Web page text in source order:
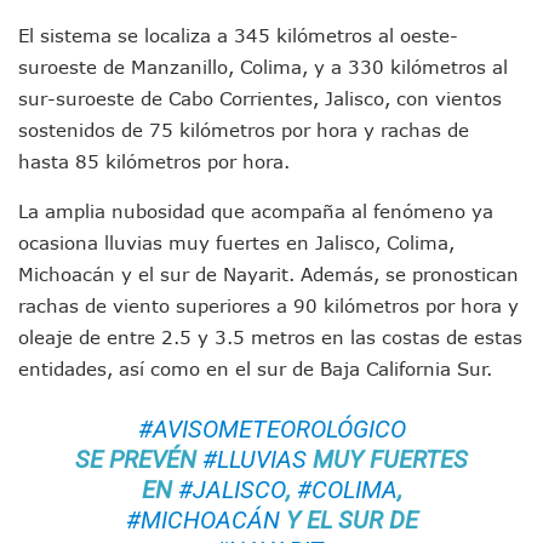
ATM Incorpora 20 Nuevos Camiones Al Corredor Bahía
Colectivos Piden A Lemus Más Ministerios Públicos Para
Avenida Federación En Puerto Vallarta Registra 80% De
Caída De “El Mencho” Elevó Percepción De Inseguridad
Mercado Vallarta Incluye Reúne A Emprendedores
Morenistas Imparten Taller En Puerto Vallarta
Ayutla Bajo Investigación Tras Reporte De Posible
Maleza Crece En Camellones De La Principal Avenida
Lluvias E Inundaciones No Detienen El Transporte Público
Bruno Blancas Reúne A Especialistas Para Analizar La
Entregan Aparato Auditivo A Don Juan Ramírez En Puerto
Juan Carlos Castro Realiza Asamblea Informativa En La
Huracán En Formación Podría Generar Oleaje Elevado En
Viajar A Puerto Vallarta Este Verano Puede Costar Hasta
Buscan Reducir Riesgos Por Cocodrilos En Playas De
Plantean “Ley Don Juanito” Al Diputado Federal Bruno
Vecinos De La Playita Reciben A Juan Carlos Castro
Asesinan En Oaxaca Al Periodista Francisco Alejandro
El sistema se localiza a 345 kilómetros al oeste-
suroeste de Manzanillo, Colima, y a 330 kilómetros al
sur-suroeste de Cabo Corrientes, Jalisco, con vientos
sostenidos de 75 kilómetros por hora y rachas de
hasta 85 kilómetros por hora.
La amplia nubosidad que acompaña al fenómeno ya
ocasiona lluvias muy fuertes en Jalisco, Colima,
Michoacán y el sur de Nayarit. Además, se pronostican
rachas de viento superiores a 90 kilómetros por hora y
oleaje de entre 2.5 y 3.5 metros en las costas de estas
entidades, así como en el sur de Baja California Sur.
#AVISOMETEOROLÓGICO
SE PREVÉN#LLUVIAS MUY FUERTES
EN#JALISCO, #COLIMA,
#MICHOACÁNY EL SUR DE